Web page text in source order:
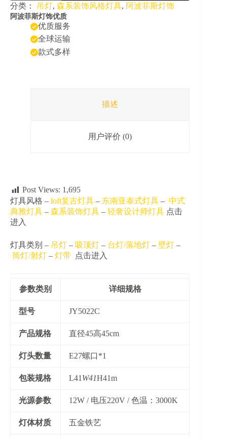
系
绿
分类： 吊灯, 森系装饰风格灯具, 阿波菲斯灯饰
阿波菲斯灯饰优质
优质服务
全球运输
款式多样
描述
用户评价 (0)
Post Views: 1,695
灯具风格 – loft复古灯具 – 东南亚泰式灯具 – 中式
典雅灯具 – 森系装饰灯具 – 轻奢设计师灯具 点击
进入
灯具类别 – 吊灯 – 吸顶灯 – 台灯/落地灯 – 壁灯 –
筒灯/射灯 – 灯带 点击进入
参数类别 详细规格
​型号​ JY5022C
​产品规格​ 直径45高45cm
​灯头数量​ E27螺口*1
​包装规格​ L41 W41H41m
​光源参数​ 12W / 电压220V / 色温：3000K
​灯体材质​ 五金铁艺